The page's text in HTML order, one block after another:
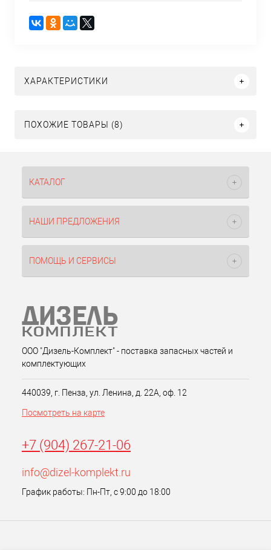
ХАРАКТЕРИСТИКИ
ПОХОЖИЕ ТОВАРЫ (8)
КАТАЛОГ
НАШИ ПРЕДЛОЖЕНИЯ
ПОМОЩЬ И СЕРВИСЫ
ООО "Дизель-Комплект" - поставка запасных частей и
комплектующих
440039, г. Пенза, ул. Ленина, д. 22А, оф. 12
Посмотреть на карте
+7 (904) 267-21-06
info@dizel-komplekt.ru
График работы: Пн-Пт, с 9:00 до 18:00